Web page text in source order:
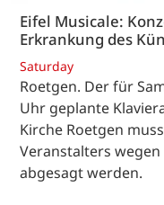
Eifel Musicale:
Erkrankung des
Saturday
Roetgen. Der für
Uhr geplante
Kirche Roetgen
Veranstalters
abgesagt werden.